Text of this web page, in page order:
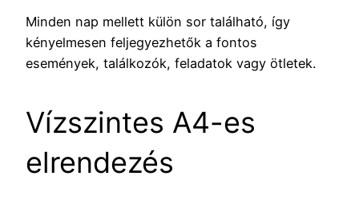
Minden nap mellett külön sor található, így
kényelmesen feljegyezhetők a fontos
események, találkozók, feladatok vagy ötletek.
Vízszintes A4-es
elrendezés